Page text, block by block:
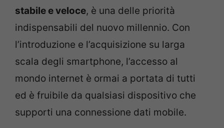
stabile e veloce, è una delle priorità
indispensabili del nuovo millennio. Con
l’introduzione e l’acquisizione su larga
scala degli smartphone, l’accesso al
mondo internet è ormai a portata di tutti
ed è fruibile da qualsiasi dispositivo che
supporti una connessione dati mobile.